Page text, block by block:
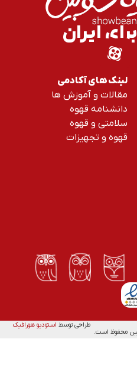
ایران
لینک های آکادمی
مقالات و آموزش ها
دانشنامه قهوه
سلامتی و قهوه
قهوه و تجهیزات
محفوظ است.
طراحی توسط استودیو هورافیک